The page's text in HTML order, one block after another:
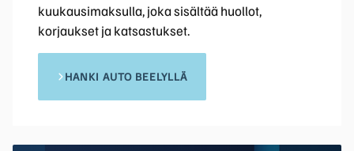
kuukausimaksulla, joka sisältää huollot,
korjaukset ja katsastukset.
HANKI AUTO BEELYLLÄ